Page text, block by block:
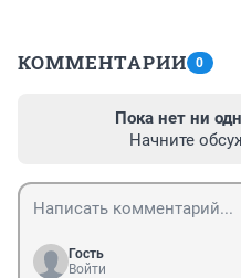
КОММЕНТАРИИ 0
Пока нет ни
Начните
Гость
Войти